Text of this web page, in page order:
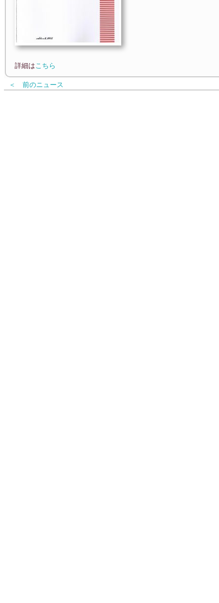
詳細はこちら
＜ 前のニュース